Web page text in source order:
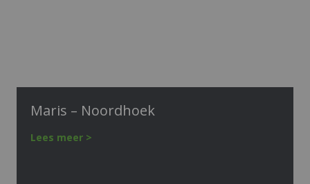
Maris – Noordhoek
Lees meer >